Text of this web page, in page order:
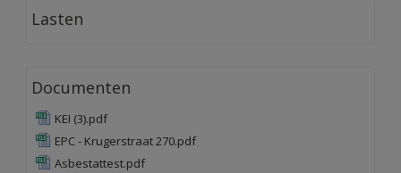
Lasten
Documenten
KEI (3).pdf
EPC - Krugerstraat 270.pdf
Asbestattest.pdf